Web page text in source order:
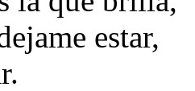
estar,